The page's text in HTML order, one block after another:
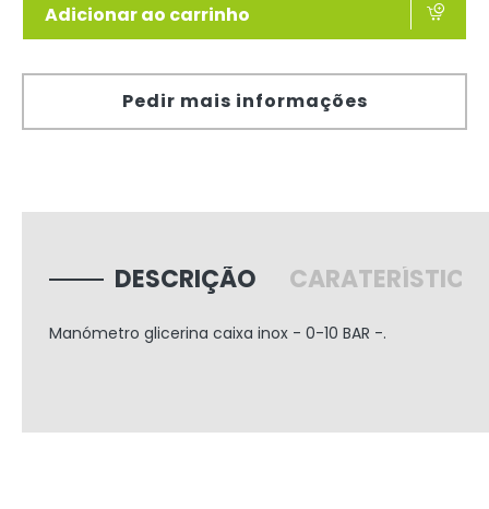
Adicionar ao carrinho
Pedir mais informações
DESCRIÇÃO
Manómetro glicerina caixa inox - 0-10 BAR -.